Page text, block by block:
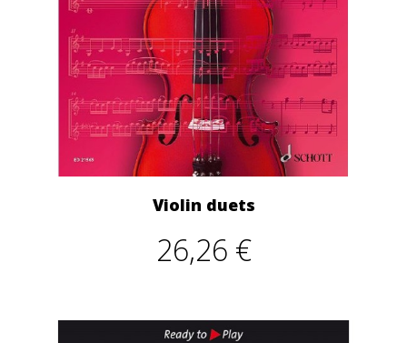
Violin duets
26,26 €